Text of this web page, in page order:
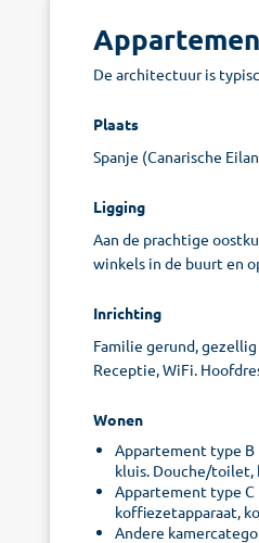
De architectuur is
Plaats
Spanje (Canarische
Ligging
Aan de prachtige
winkels in de buurt en
Inrichting
Familie gerund,
Receptie, WiFi.
Wonen
Appartement type B
kluis. Douche/toilet,
Appartement type C
koffiezetapparaat,
Andere